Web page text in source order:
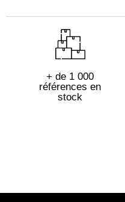
+ de 1 000
références en
stock